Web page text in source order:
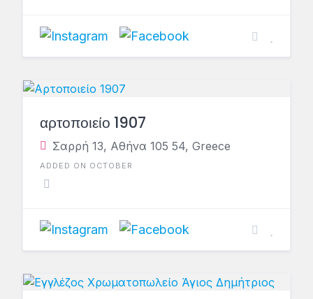
αρτοποιείο 1907
Σαρρή 13, Αθήνα 105 54, Greece
ADDED ON OCTOBER